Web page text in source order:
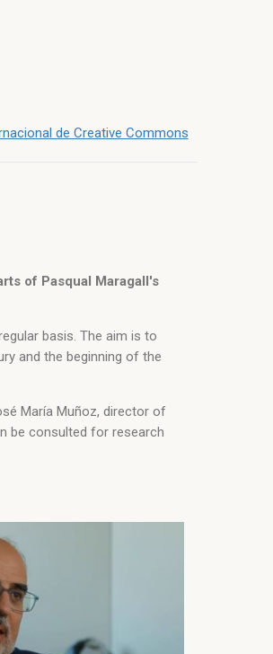
de Creative Commons
of Pasqual Maragall's
basis. The aim is to
and the beginning of the
María Muñoz, director of
be consulted for research